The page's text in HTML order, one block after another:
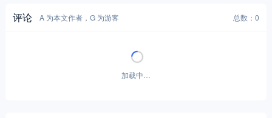
评论 A 为本文作者，G 为游客 总数：0
加载中…